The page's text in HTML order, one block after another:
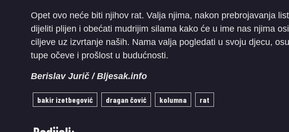
Opet ovo neće biti njihov rat. Valja njima, nakon prebrojavanja
dijeliti plijen i obećati mudrijim silama kako će u ime nas njima
ciljeve uz izvrtanje naših. Nama valja pogledati u svoju djecu,
tupe očeve i prošlost u budućnosti.
Berislav Jurič / Bljesak.info
bakir izetbegović dragan čović kolumna rat